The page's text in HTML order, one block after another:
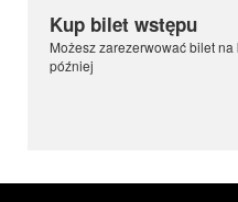
Kup bilet wstępu
Możesz zarezerwować bilet
później